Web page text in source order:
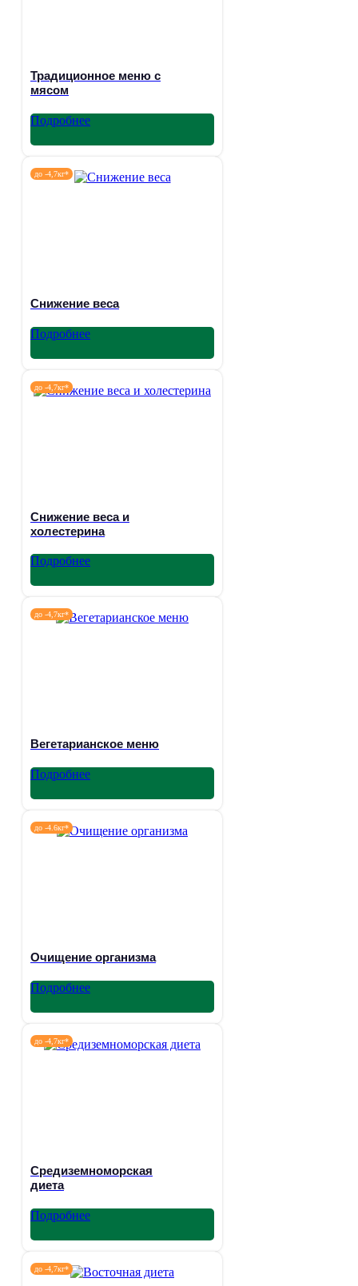
Традиционное меню с
мясом
Подробнее
до -4,7кг*
Снижение веса
Подробнее
до -4,7кг*
Снижение веса и
холестерина
Подробнее
до -4,7кг*
Вегетарианское меню
Подробнее
до -4.6кг*
Очищение организма
Подробнее
до -4,7кг*
Средиземноморская
диета
Подробнее
до -4,7кг*